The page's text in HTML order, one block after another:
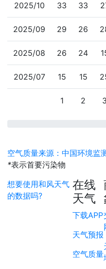
2025/10 33 33
2025/09 29 26
2025/08 26 24
2025/07 15 15
1 2 3
空气质量来源：中国环境监
*表示首要污染物
想要使用和风天气
的数据吗?
在线
天气
下载APP
天气预报
空气质量